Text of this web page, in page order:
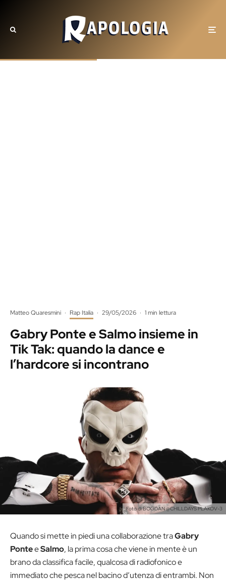
Matteo Quaresmini · Rap Italia · 29/05/2026 · 1 min lettura
Gabry Ponte e Salmo insieme in
Tik Tak: quando la dance e
l’hardcore si incontrano
Foto di BOGDAN @CHILLDAYS PLAKOV-3
Quando si mette in piedi una collaborazione traGabry
PonteeSalmo, la prima cosa che viene in mente è un
brano da classifica facile, qualcosa di radiofonico e
immediato che pesca nel bacino d’utenza di entrambi. Non